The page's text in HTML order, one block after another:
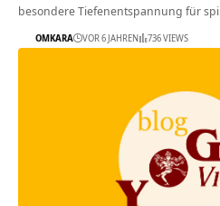
besondere Tiefenentspannung für
OMKARA VOR 6 JAHREN 736 VIEWS